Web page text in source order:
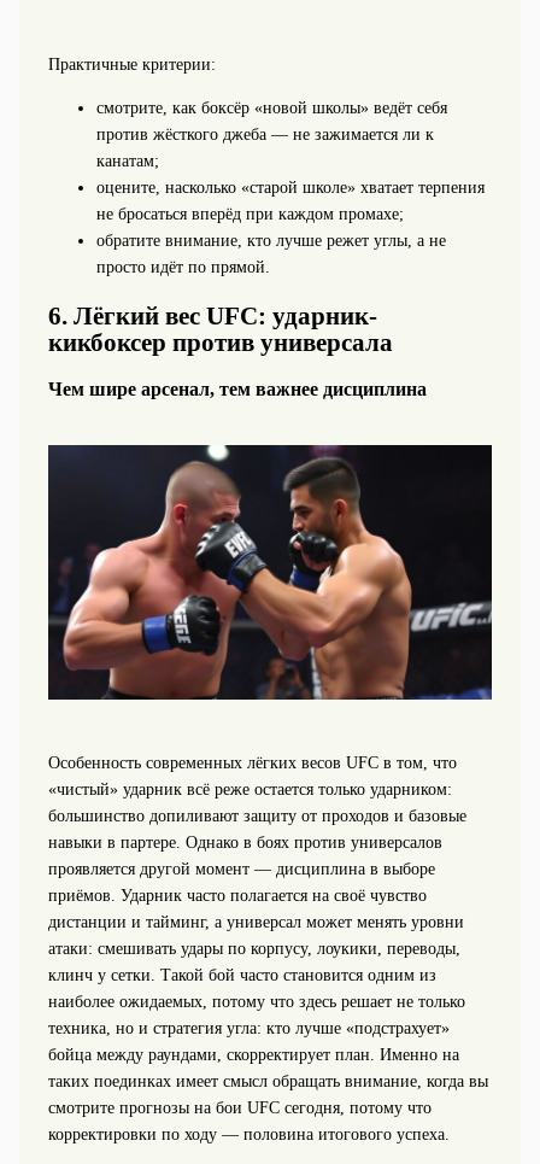
Практичные критерии:
смотрите, как боксёр «новой школы» ведёт себя
против жёсткого джеба — не зажимается ли к
канатам;
оцените, насколько «старой школе» хватает терпения
не бросаться вперёд при каждом промахе;
обратите внимание, кто лучше режет углы, а не
просто идёт по прямой.
6. Лёгкий вес UFC: ударник-
кикбоксер против универсала
Чем шире арсенал, тем важнее дисциплина
Особенность современных лёгких весов UFC в том, что
«чистый» ударник всё реже остается только ударником:
большинство допиливают защиту от проходов и базовые
навыки в партере. Однако в боях против универсалов
проявляется другой момент — дисциплина в выборе
приёмов. Ударник часто полагается на своё чувство
дистанции и тайминг, а универсал может менять уровни
атаки: смешивать удары по корпусу, лоукики, переводы,
клинч у сетки. Такой бой часто становится одним из
наиболее ожидаемых, потому что здесь решает не только
техника, но и стратегия угла: кто лучше «подстрахует»
бойца между раундами, скорректирует план. Именно на
таких поединках имеет смысл обращать внимание, когда вы
смотрите прогнозы на бои UFC сегодня, потому что
корректировки по ходу — половина итогового успеха.